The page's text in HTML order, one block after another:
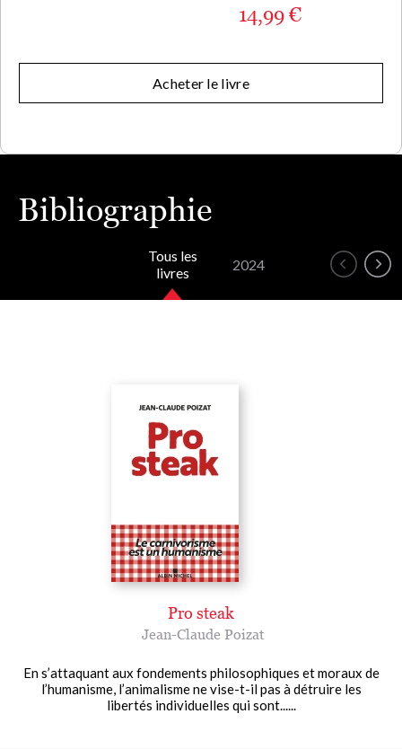
14,99 €
Acheter le livre
Bibliographie
Tous les
livres
2024
Pro steak
Jean-Claude Poizat
En s’attaquant aux fondements philosophiques et moraux de
l’humanisme, l’animalisme ne vise-t-il pas à détruire les
libertés individuelles qui sont......